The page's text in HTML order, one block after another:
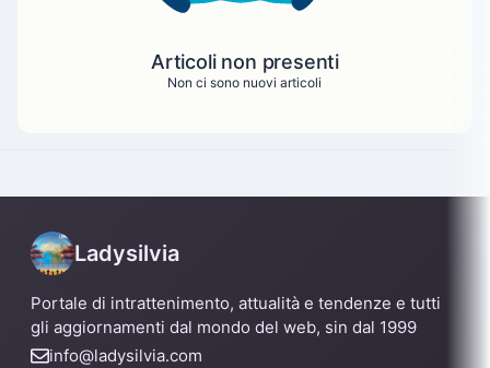
Articoli non presenti
Non ci sono nuovi articoli
Ladysilvia
Portale di intrattenimento, attualità e tendenze e tutti
gli aggiornamenti dal mondo del web, sin dal 1999
info@ladysilvia.com